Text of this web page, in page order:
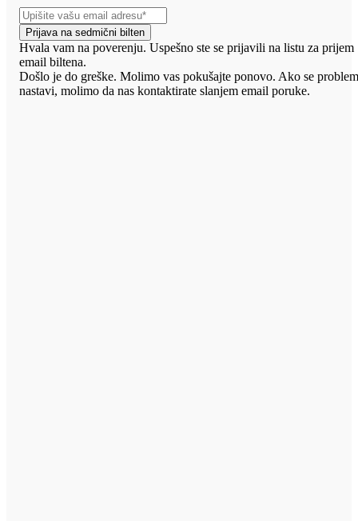
Prijava na sedmični bilten
Hvala vam na poverenju. Uspešno ste se prijavili na listu za prijem
email biltena.
Došlo je do greške. Molimo vas pokušajte ponovo. Ako se
nastavi, molimo da nas kontaktirate slanjem email poruke.